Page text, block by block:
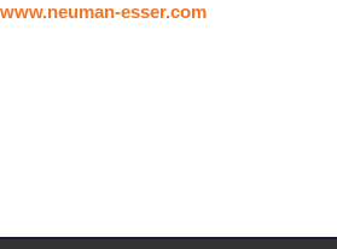
www.neuman-esser.com